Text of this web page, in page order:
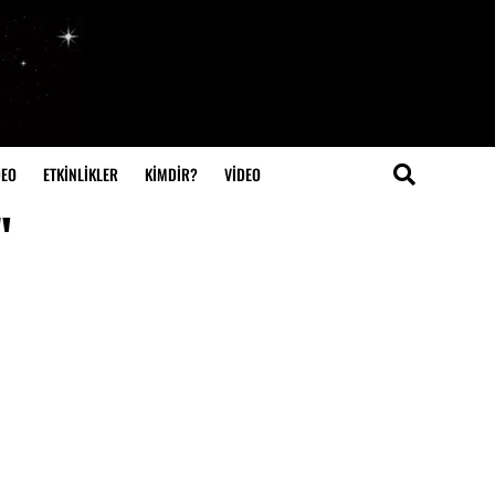
ETKİNLİKLER KİMDİR? VIDEO